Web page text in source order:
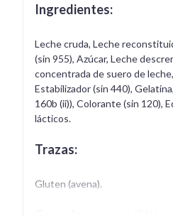
Ingredientes:
Leche cruda, Leche
(sin 955), Azúcar, Leche
concentrada de suero de
Estabilizador (sin 440),
160b (ii)), Colorante (sin 120),
lácticos.
Trazas:
Gluten (avena).